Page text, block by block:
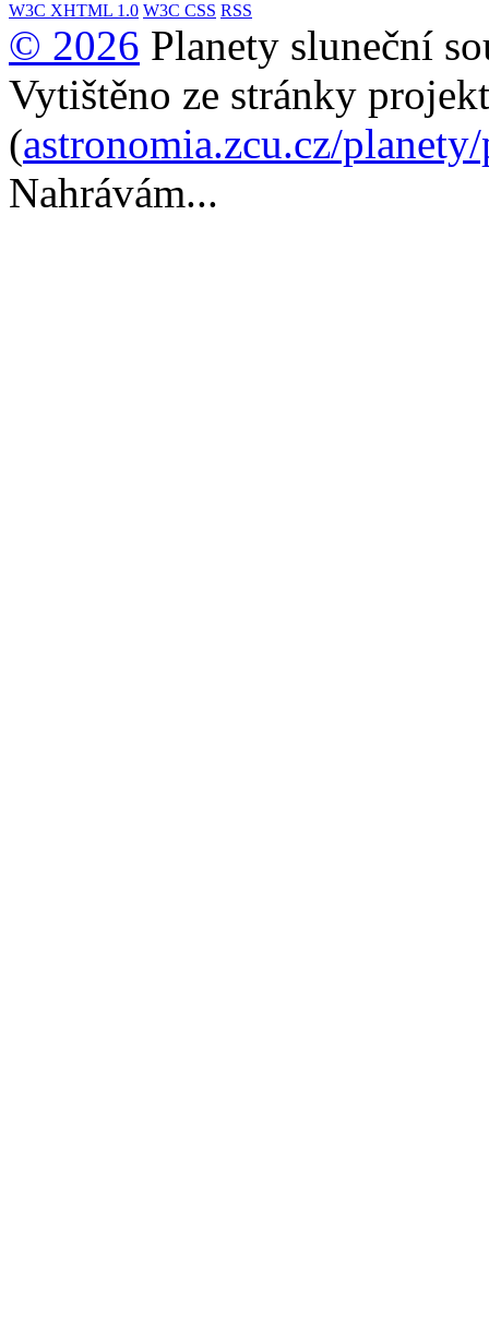
W3C XHTML 1.0 W3C CSS RSS
© 2026 Planety sluneční
Vytištěno ze stránky
(astronomia.zcu.cz/
Nahrávám...